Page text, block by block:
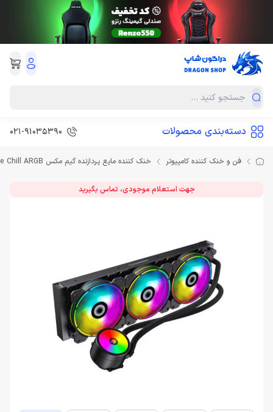
دسته‌بندی محصولات 021-91035390
فن و خنک کننده کامپیوتر خنک کننده مایع پردازنده گیم مکس GAMEMAX Ice Chill ARGB
جهت استعلام موجودی، تماس بگیرید